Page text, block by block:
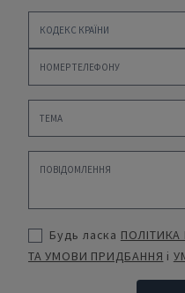
Будь ласка ПОЛІТИКА
ТА УМОВИ ПРИДБАННЯ і